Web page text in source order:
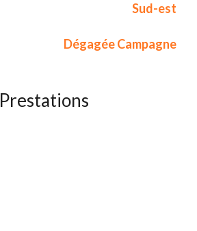
Sud-est
Dégagée Campagne
Prestations